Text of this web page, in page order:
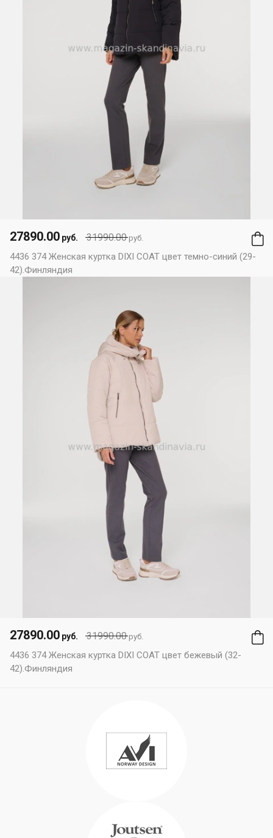
31990.00руб.
27890.00 руб.
4436 374 Женская куртка DIXI COAT цвет темно-синий (29-
42).Финляндия
31990.00руб.
27890.00 руб.
4436 374 Женская куртка DIXI COAT цвет бежевый (32-
42).Финляндия